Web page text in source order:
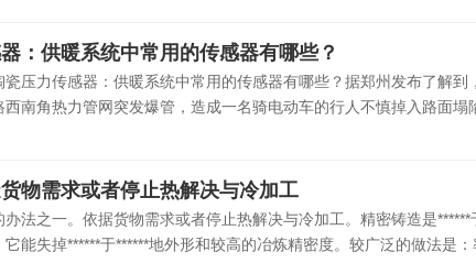
：供暖系统中常用的传感器有哪些？
瓷压力传感器：供暖系统中常用的传感器有哪些？据郑州发布了解到
南角热力管网突发爆管，造成一名骑电动车的行人不慎掉入路面塌
物需求或者停止热解决与冷加工
法之一。依据货物需求或者停止热解决与冷加工。精密铸造是
能失掉******于******地外形和较高的冶炼精密度。较广泛的做法是：